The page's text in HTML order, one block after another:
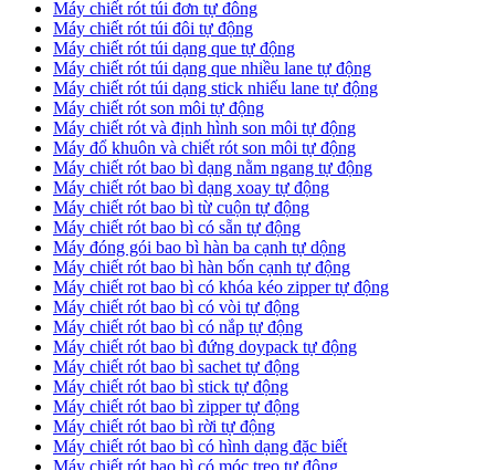
Máy chiết rót túi đơn tự đông
Máy chiết rót túi đôi tự động
Máy chiết rót túi dạng que tự động
Máy chiết rót túi dạng que nhiều lane tự động
Máy chiết rót túi dạng stick nhiếu lane tự động
Máy chiết rót son môi tự động
Máy chiết rót và định hình son môi tự động
Máy đổ khuôn và chiết rót son môi tự động
Máy chiết rót bao bì dạng nằm ngang tự động
Máy chiết rót bao bì dạng xoay tự động
Máy chiết rót bao bì từ cuộn tự động
Máy chiết rót bao bì có sẵn tự động
Máy đóng gói bao bì hàn ba cạnh tự dộng
Máy chiết rót bao bì hàn bốn cạnh tự động
Máy chiết rot bao bì có khóa kéo zipper tự động
Máy chiết rót bao bì có vòi tự động
Máy chiết rót bao bì có nắp tự động
Máy chiết rót bao bì đứng doypack tự động
Máy chiết rót bao bì sachet tự động
Máy chiết rót bao bì stick tự động
Máy chiết rót bao bì zipper tự động
Máy chiết rót bao bì rời tự động
Máy chiết rót bao bì có hình dạng đặc biết
Máy chiết rót bao bì có móc treo tự động